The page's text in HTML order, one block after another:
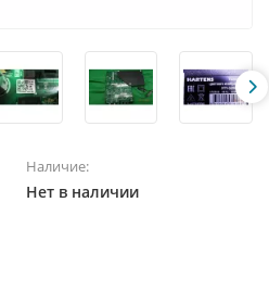
Наличие:
Нет в наличии